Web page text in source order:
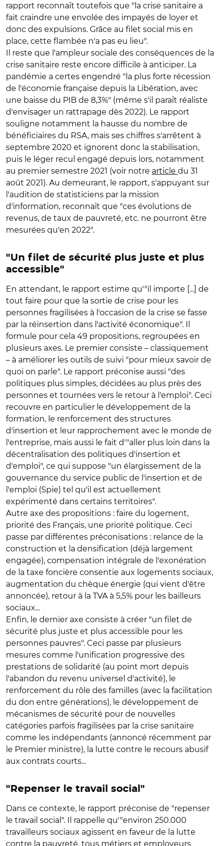
rapport reconnaît toutefois que "la crise sanitaire a
fait craindre une envolée des impayés de loyer et
donc des expulsions. Grâce au filet social mis en
place, cette flambée n'a pas eu lieu".
Il reste que l'ampleur sociale des conséquences de la
crise sanitaire reste encore difficile à anticiper. La
pandémie a certes engendré "la plus forte récession
de l'économie française depuis la Libération, avec
une baisse du PIB de 8,3%" (même s'il paraît réaliste
d'envisager un rattrapage dès 2022). Le rapport
souligne notamment la hausse du nombre de
bénéficiaires du RSA, mais ses chiffres s'arrêtent à
septembre 2020 et ignorent donc la stabilisation,
puis le léger recul engagé depuis lors, notamment
au premier semestre 2021 (voir notre article du 31
août 2021). Au demeurant, le rapport, s'appuyant sur
l'audition de statisticiens par la mission
d'information, reconnaît que "ces évolutions de
revenus, de taux de pauvreté, etc. ne pourront être
mesurées qu'en 2022".
"Un filet de sécurité plus juste et plus
accessible"
En attendant, le rapport estime qu'"il importe [...] de
tout faire pour que la sortie de crise pour les
personnes fragilisées à l'occasion de la crise se fasse
par la réinsertion dans l'activité économique". Il
formule pour cela 49 propositions, regroupées en
plusieurs axes. Le premier consiste – classiquement
– à améliorer les outils de suivi "pour mieux savoir de
quoi on parle". Le rapport préconise aussi "des
politiques plus simples, décidées au plus près des
personnes et tournées vers le retour à l'emploi". Ceci
recouvre en particulier le développement de la
formation, le renforcement des structures
d'insertion et leur rapprochement avec le monde de
l'entreprise, mais aussi le fait d'"aller plus loin dans la
décentralisation des politiques d'insertion et
d'emploi", ce qui suppose "un élargissement de la
gouvernance du service public de l'insertion et de
l'emploi (Spie) tel qu'il est actuellement
expérimenté dans certains territoires".
Autre axe des propositions : faire du logement,
priorité des Français, une priorité politique. Ceci
passe par différentes préconisations : relance de la
construction et la densification (déjà largement
engagée), compensation intégrale de l'exonération
de la taxe foncière consentie aux logements sociaux,
augmentation du chèque énergie (qui vient d'être
annoncée), retour à la TVA à 5,5% pour les bailleurs
sociaux...
Enfin, le dernier axe consiste à créer "un filet de
sécurité plus juste et plus accessible pour les
personnes pauvres". Ceci passe par plusieurs
mesures comme l'unification progressive des
prestations de solidarité (au point mort depuis
l'abandon du revenu universel d'activité), le
renforcement du rôle des familles (avec la facilitation
du don entre générations), le développement de
mécanismes de sécurité pour de nouvelles
catégories parfois fragilisées par la crise sanitaire
comme les indépendants (annoncé récemment par
le Premier ministre), la lutte contre le recours abusif
aux contrats courts...
"Repenser le travail social"
Dans ce contexte, le rapport préconise de "repenser
le travail social". Il rappelle qu'"environ 250.000
travailleurs sociaux agissent en faveur de la lutte
contre la pauvreté, tous métiers et employeurs